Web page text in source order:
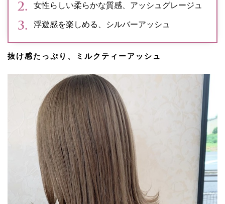
女性らしい柔らかな質感、アッシュグレージュ
浮遊感を楽しめる、シルバーアッシュ
抜け感たっぷり、ミルクティーアッシュ